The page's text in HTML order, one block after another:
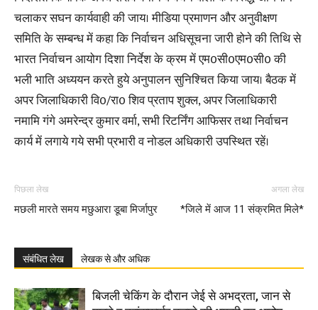
चलाकर सघन कार्यवाही की जाय। मीडिया प्रमाणन और अनुवीक्षण
समिति के सम्बन्ध में कहा कि निर्वाचन अधिसूचना जारी होने की तिथि से
भारत निर्वाचन आयोग दिशा निर्देश के क्रम में एम0सी0एम0सी0 की
भली भाति अध्ययन करते हुये अनुपालन सुनिश्चित किया जाय। बैठक में
अपर जिलाधिकारी वि0/रा0 शिव प्रताप शुक्ल, अपर जिलाधिकारी
नमामि गंगे अमरेन्द्र कुमार वर्मा, सभी रिटर्निंग आफिसर तथा निर्वाचन
कार्य में लगाये गये सभी प्रभारी व नोडल अधिकारी उपस्थित रहें।
पिछला लेख
मछली मारते समय मछुआरा डूबा मिर्जापुर
अगला लेख
*जिले में आज 11 संक्रमित मिले*
संबंधित लेख लेखक से और अधिक
बिजली चेकिंग के दौरान जेई से अभद्रता, जान से